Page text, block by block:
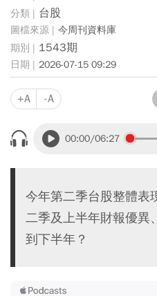
台股
今周刊資料庫
1543期
2026-07-15 09:29
+A -A
00:00/06:27
今年第二季台股整體表
二季及上半年財報優異
到下半年？